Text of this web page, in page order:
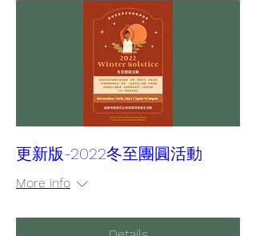
更新版-2022冬至團圓活動
More info